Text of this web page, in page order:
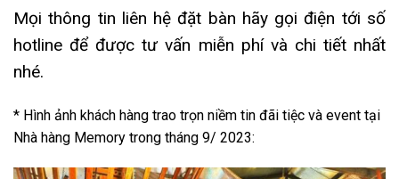
Mọi thông tin liên hệ đặt bàn hãy gọi điện tới số
hotline để được tư vấn miễn phí và chi tiết nhất
nhé.
* Hình ảnh khách hàng trao trọn niềm tin đãi tiệc và event tại
Nhà hàng Memory trong tháng 9/ 2023: